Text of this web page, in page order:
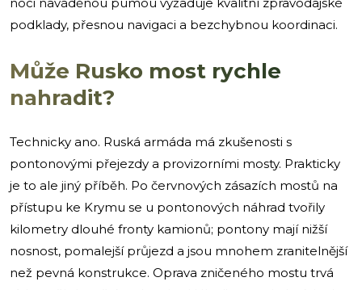
podklady, přesnou navigaci a bezchybnou koordinaci.
Může Rusko most rychle
nahradit?
Technicky ano. Ruská armáda má zkušenosti s
pontonovými přejezdy a provizorními mosty. Prakticky
je to ale jiný příběh. Po červnových zásazích mostů na
přístupu ke Krymu se u pontonových náhrad tvořily
kilometry dlouhé fronty kamionů; pontony mají nižší
nosnost, pomalejší průjezd a jsou mnohem zranitelnější
než pevná konstrukce. Oprava zničeného mostu trvá